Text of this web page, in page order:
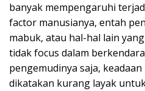
banyak mempengaruhi
factor manusianya, entah
mabuk, atau hal-hal lain
tidak focus dalam
pengemudinya saja,
dikatakan kurang layak